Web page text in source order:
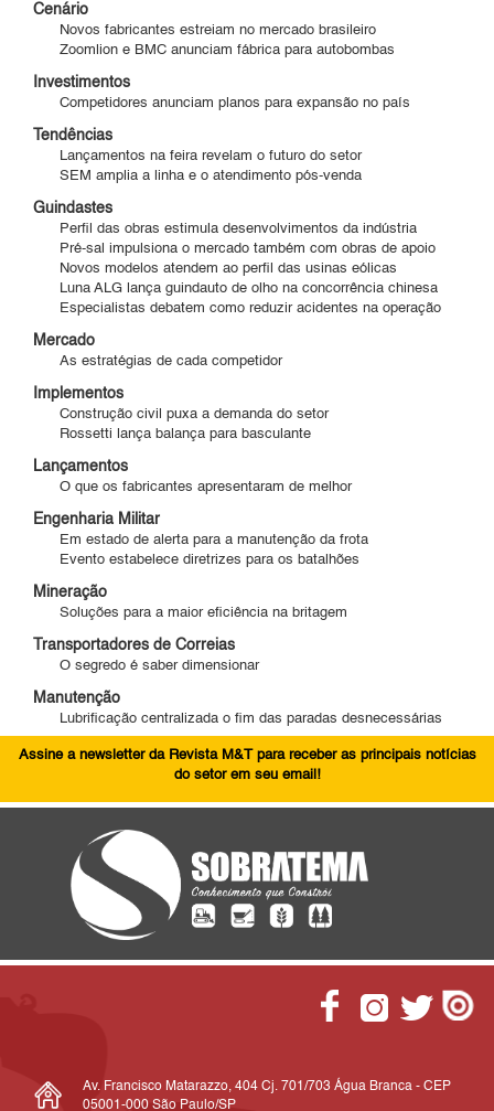
Cenário
Novos fabricantes estreiam no mercado brasileiro
Zoomlion e BMC anunciam fábrica para autobombas
Investimentos
Competidores anunciam planos para expansão no país
Tendências
Lançamentos na feira revelam o futuro do setor
SEM amplia a linha e o atendimento pós-venda
Guindastes
Perfil das obras estimula desenvolvimentos da indústria
Pré-sal impulsiona o mercado também com obras de apoio
Novos modelos atendem ao perfil das usinas eólicas
Luna ALG lança guindauto de olho na concorrência chinesa
Especialistas debatem como reduzir acidentes na operação
Mercado
As estratégias de cada competidor
Implementos
Construção civil puxa a demanda do setor
Rossetti lança balança para basculante
Lançamentos
O que os fabricantes apresentaram de melhor
Engenharia Militar
Em estado de alerta para a manutenção da frota
Evento estabelece diretrizes para os batalhões
Mineração
Soluções para a maior eficiência na britagem
Transportadores de Correias
O segredo é saber dimensionar
Manutenção
Lubrificação centralizada o fim das paradas desnecessárias
Assine a newsletter da Revista M&T para receber as principais notícias
do setor em seu email!
Av. Francisco Matarazzo, 404 Cj. 701/703 Água Branca - CEP
05001-000 São Paulo/SP